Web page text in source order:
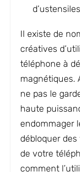
Il existe de
créatives
téléphone à
magnétiques.
ne pas le
haute
endommager
débloquer
de votre
comment